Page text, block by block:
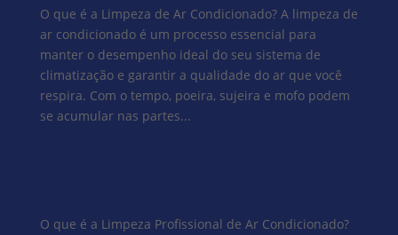
O que é a Limpeza de Ar Condicionado? A limpeza de
ar condicionado é um processo essencial para
manter o desempenho ideal do seu sistema de
climatização e garantir a qualidade do ar que você
respira. Com o tempo, poeira, sujeira e mofo podem
se acumular nas partes...
O que é a Limpeza Profissional de Ar Condicionado?